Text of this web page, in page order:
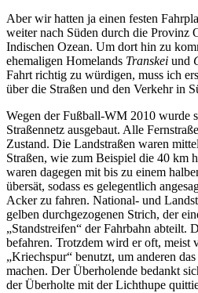
Aber wir hatten ja einen festen
weiter nach Süden durch die Provinz
Indischen Ozean. Um dort hin zu
ehemaligen Homelands Transkei und
Fahrt richtig zu würdigen, muss ich
über die Straßen und den Verkehr in
Wegen der Fußball-WM 2010 wurde
Straßennetz ausgebaut. Alle
Zustand. Die Landstraßen waren
Straßen, wie zum Beispiel die 40 km
waren dagegen mit bis zu einem
übersät, sodass es gelegentlich
Acker zu fahren. National- und
gelben durchgezogenen Strich, der
Standstreifen
der Fahrbahn abteilt.
befahren. Trotzdem wird er oft, meist
Kriechspur
benutzt, um anderen
machen. Der Überholende bedankt
der Überholte mit der Lichthupe